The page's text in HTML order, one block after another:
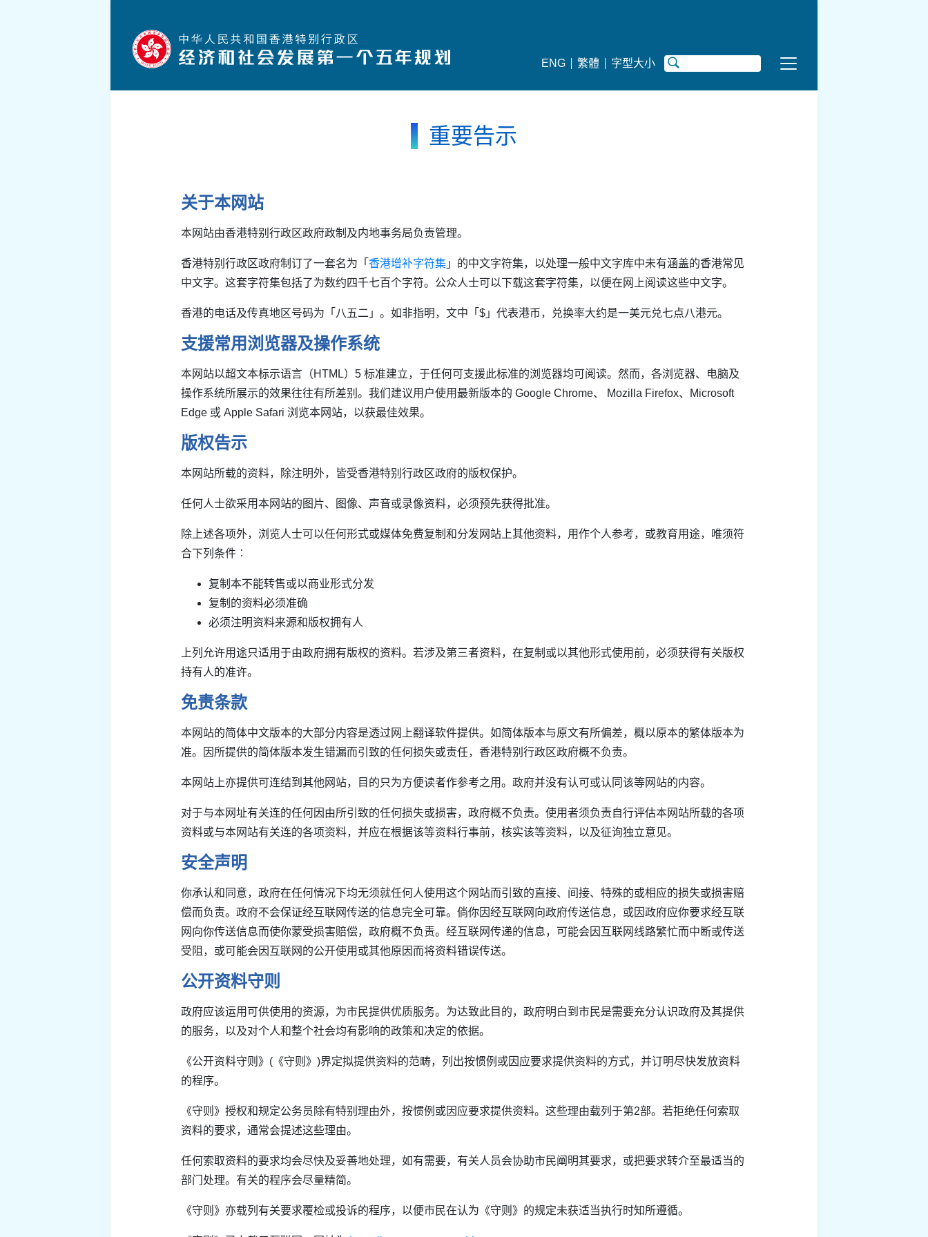
ENG 繁體 字型大小
重要告示
关于本网站
本网站由香港特别行政区政府政制及内地事务局负责管理。
香港特别行政区政府制订了一套名为「 香港增补字符集 」的中文字符集，以处理一般中文字库中未有涵盖的香港常见
中文字。这套字符集包括了为数约四千七百个字符。公众人士可以下载这套字符集，以便在网上阅读这些中文字。
香港的电话及传真地区号码为「八五二」。如非指明，文中「$」代表港币，兑换率大约是一美元兑七点八港元。
支援常用浏览器及操作系统
本网站以超文本标示语言（HTML）5 标准建立，于任何可支援此标准的浏览器均可阅读。然而，各浏览器、电脑及
操作系统所展示的效果往往有所差别。我们建议用户使用最新版本的 Google Chrome、 Mozilla Firefox、Microsoft
Edge 或 Apple Safari 浏览本网站，以获最佳效果。
版权告示
本网站所载的资料，除注明外，皆受香港特别行政区政府的版权保护。
任何人士欲采用本网站的图片、图像、声音或录像资料，必须预先获得批准。
除上述各项外，浏览人士可以任何形式或媒体免费复制和分发网站上其他资料，用作个人参考，或教育用途，唯须符
合下列条件︰
复制本不能转售或以商业形式分发
复制的资料必须准确
必须注明资料来源和版权拥有人
上列允许用途只适用于由政府拥有版权的资料。若涉及第三者资料，在复制或以其他形式使用前，必须获得有关版权
持有人的准许。
免责条款
本网站的简体中文版本的大部分内容是透过网上翻译软件提供。如简体版本与原文有所偏差，概以原本的繁体版本为
准。因所提供的简体版本发生错漏而引致的任何损失或责任，香港特别行政区政府概不负责。
本网站上亦提供可连结到其他网站，目的只为方便读者作参考之用。政府并没有认可或认同该等网站的内容。
对于与本网址有关连的任何因由所引致的任何损失或损害，政府概不负责。使用者须负责自行评估本网站所载的各项
资料或与本网站有关连的各项资料，并应在根据该等资料行事前，核实该等资料，以及征询独立意见。
安全声明
你承认和同意，政府在任何情况下均无须就任何人使用这个网站而引致的直接、间接、特殊的或相应的损失或损害赔
偿而负责。政府不会保证经互联网传送的信息完全可靠。倘你因经互联网向政府传送信息，或因政府应你要求经互联
网向你传送信息而使你蒙受损害赔偿，政府概不负责。经互联网传递的信息，可能会因互联网线路繁忙而中断或传送
受阻，或可能会因互联网的公开使用或其他原因而将资料错误传送。
公开资料守则
政府应该运用可供使用的资源，为市民提供优质服务。为达致此目的，政府明白到市民是需要充分认识政府及其提供
的服务，以及对个人和整个社会均有影响的政策和决定的依据。
《公开资料守则》(《守则》)界定拟提供资料的范畴，列出按惯例或因应要求提供资料的方式，并订明尽快发放资料
的程序。
《守则》授权和规定公务员除有特别理由外，按惯例或因应要求提供资料。这些理由载列于第2部。若拒绝任何索取
资料的要求，通常会提述这些理由。
任何索取资料的要求均会尽快及妥善地处理，如有需要，有关人员会协助市民阐明其要求，或把要求转介至最适当的
部门处理。有关的程序会尽量精简。
《守则》亦载列有关要求覆检或投诉的程序，以便市民在认为《守则》的规定未获适当执行时知所遵循。